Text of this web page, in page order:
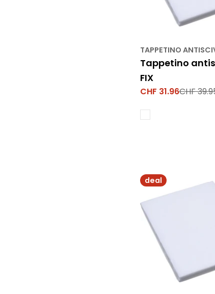
TAPPETINO
Tappetino
FIX
Prezzo
vendita
CHF 31.96
Prezzo
CHF
deal